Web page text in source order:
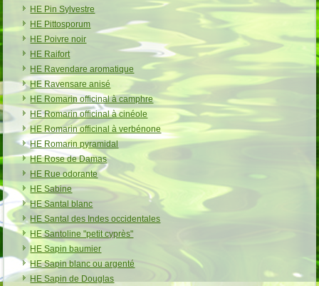
HE Pin Sylvestre
HE Pittosporum
HE Poivre noir
HE Raifort
HE Ravendare aromatique
HE Ravensare anisé
HE Romarin officinal à camphre
HE Romarin officinal à cinéole
HE Romarin officinal à verbénone
HE Romarin pyramidal
HE Rose de Damas
HE Rue odorante
HE Sabine
HE Santal blanc
HE Santal des Indes occidentales
HE Santoline "petit cyprès"
HE Sapin baumier
HE Sapin blanc ou argenté
HE Sapin de Douglas